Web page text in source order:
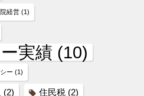
経営 (1)
実績 (10)
ー (1)
(2) 住民税 (2)